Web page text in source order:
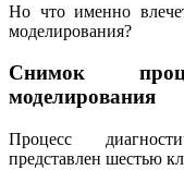
Но что именно
моделирования?
Снимок
моделирования
Процесс
представлен шестью